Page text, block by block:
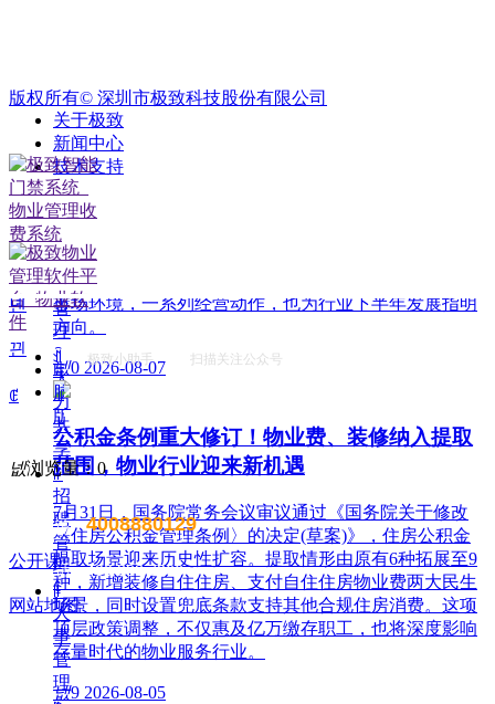
理
ꁹ
租
赁
管
理
ꁹ
合
同
管
理
ꀉ
人
力
共
享
ꁹ
招
聘
管
理
ꁹ
人
事
管
理
改名撤场、提质创收，2026上半年物企八大动
作勾勒行业转型方向
头部企业纷纷启动战略重塑，通过更名转型、优化项
目、升级服务、挖掘增值收入等多重举措，主动适应新
市场环境，一系列经营动作，也为行业下半年发展指明
方向。
넶0 2026-08-07
公积金条例重大修订！物业费、装修纳入提取
范围，物业行业迎来新机遇
7月31日，国务院常务会议审议通过《国务院关于修改
〈住房公积金管理条例〉的决定(草案)》，住房公积金
提取场景迎来历史性扩容。提取情形由原有6种拓展至9
种，新增装修自住住房、支付自住住房物业费两大民生
场景，同时设置兜底条款支持其他合规住房消费。这项
顶层政策调整，不仅惠及亿万缴存职工，也将深度影响
存量时代的物业服务行业。
넶9 2026-08-05
넶浏览量： 0
版权所有© 深圳市极致科技股份有限公司
关于极致
新闻中心
技术支持
极致小助手 扫描关注公众号
电
脑
版
售前电话：4008880129
售后电话：400 888 7266
公开课
网站地图
녠
끤
ꂅ